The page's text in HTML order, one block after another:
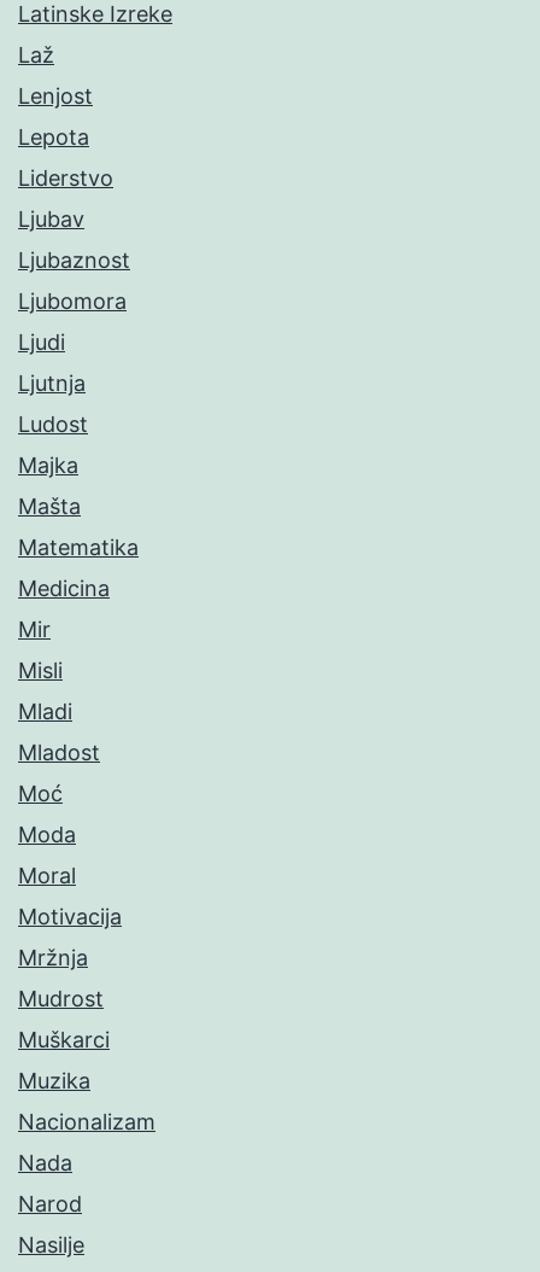
Latinske Izreke
Laž
Lenjost
Lepota
Liderstvo
Ljubav
Ljubaznost
Ljubomora
Ljudi
Ljutnja
Ludost
Majka
Mašta
Matematika
Medicina
Mir
Misli
Mladi
Mladost
Moć
Moda
Moral
Motivacija
Mržnja
Mudrost
Muškarci
Muzika
Nacionalizam
Nada
Narod
Nasilje